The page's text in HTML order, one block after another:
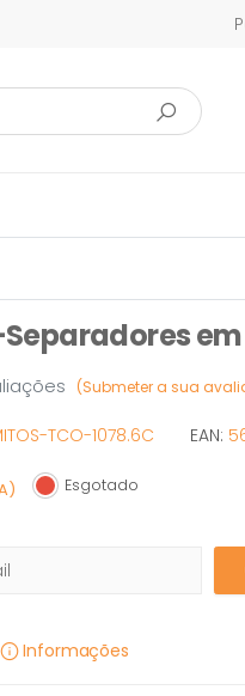
(Submeter a sua
TCO-1078.6C EAN:
Esgotado
Esgotado
Informações